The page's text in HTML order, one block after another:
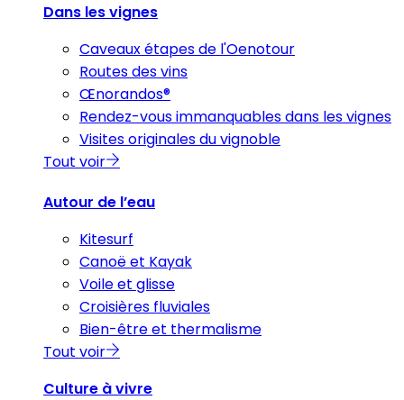
Dans les vignes
Caveaux étapes de l'Oenotour
Routes des vins
Œnorandos®
Rendez-vous immanquables dans les vignes
Visites originales du vignoble
Tout voir
Autour de l’eau
Kitesurf
Canoë et Kayak
Voile et glisse
Croisières fluviales
Bien-être et thermalisme
Tout voir
Culture à vivre